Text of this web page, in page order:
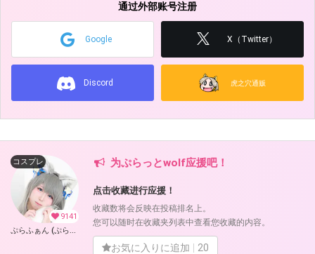
通过外部账号注册
Google X（Twitter）
Discord 虎之穴通贩
9141
コスプレ
ぷらふぁん (ぷらっとwolf)
为ぷらっとwolf应援吧！
点击收藏进行应援！
收藏数将会反映在投稿排名上。
您可以随时在收藏夹列表中查看您收藏的内容。
お気に入りに追加 20